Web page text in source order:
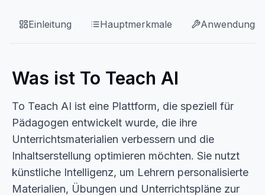
Einleitung Hauptmerkmale
Was ist To Teach AI
To Teach AI ist eine Plattform, die speziell für
Pädagogen entwickelt wurde, die ihre
Unterrichtsmaterialien verbessern und die
Inhaltserstellung optimieren möchten. Sie nutzt
künstliche Intelligenz, um Lehrern personalisierte
Materialien, Übungen und Unterrichtspläne zur